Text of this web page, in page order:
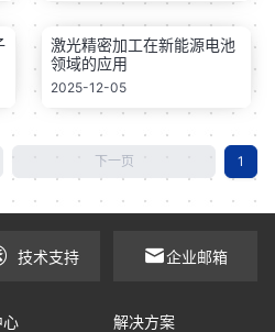
激光精密加工在新能源电池
领域的应用
2025-12-05
下一页 1
技术支持 企业邮箱
心 解决方案